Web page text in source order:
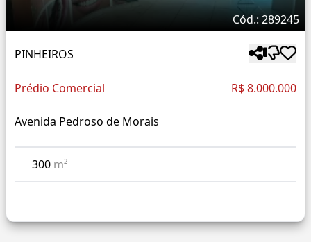
Cód.: 289245
PINHEIROS
Prédio Comercial R$ 8.000.000
Avenida Pedroso de Morais
300 m²